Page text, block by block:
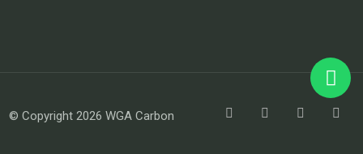
© Copyright 2026 WGA Carbon